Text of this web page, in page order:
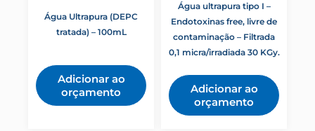
Água Ultrapura (DEPC
tratada) – 100mL
Adicionar ao
orçamento
Água ultrapura tipo I –
Endotoxinas free, livre de
contaminação – Filtrada
0,1 micra/irradiada 30 KGy.
Adicionar ao
orçamento